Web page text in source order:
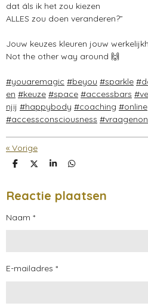
dat áls ik het zou kiezen
ALLES zou doen veranderen?”
Jouw keuzes kleuren jouw
Not the other way around 🙌
#youaremagic #beyou #sparkle
en #keuze #space #accessbars
njij #happybody #coaching #online
#accessconsciousness
« Vorige
D
e
n
D
l
S
e
D
e
n
Reactie plaatsen
Naam *
E-mailadres *